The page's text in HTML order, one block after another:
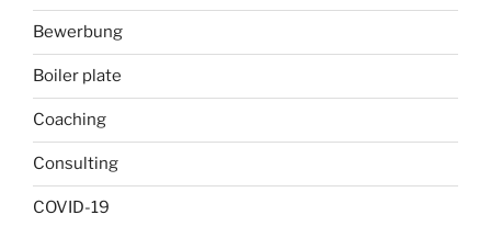
Bewerbung
Boiler plate
Coaching
Consulting
COVID-19